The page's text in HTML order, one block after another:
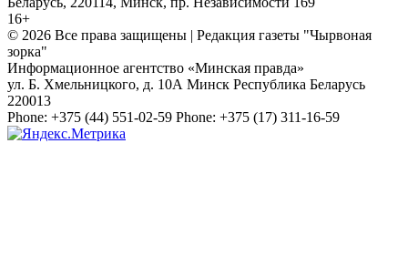
16+
© 2026 Все права защищены | Редакция газеты "Чырвоная
зорка"
Информационное агентство «Минская правда»
ул. Б. Хмельницкого, д. 10А Минск Республика Беларусь
220013
Phone: +375 (44) 551-02-59 Phone: +375 (17) 311-16-59